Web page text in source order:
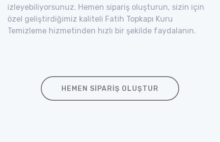
izleyebiliyorsunuz. Hemen sipariş oluşturun, sizin için
özel geliştirdiğimiz kaliteli Fatih Topkapı Kuru
Temizleme hizmetinden hızlı bir şekilde faydalanın.
HEMEN SIPARIŞ OLUŞTUR